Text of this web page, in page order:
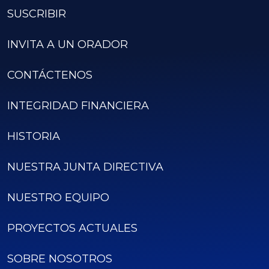
SUSCRIBIR
INVITA A UN ORADOR
CONTÁCTENOS
INTEGRIDAD FINANCIERA
HISTORIA
NUESTRA JUNTA DIRECTIVA
NUESTRO EQUIPO
PROYECTOS ACTUALES
SOBRE NOSOTROS